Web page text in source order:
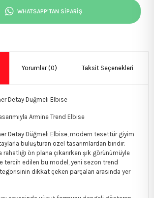
WHATSAPP'TAN SİPARİŞ
Yorumlar (0) Taksit Seçenekleri
Detay Düğmeli Elbise
Armine Trend Elbise
Detay Düğmeli Elbise, modern tesettür giyim
buluşturan özel tasarımlardan biridir.
rahatlığı ön plana çıkarırken şık görünümüyle
tercih edilen bu model, yeni sezon trend
dikkat çeken parçaları arasında yer